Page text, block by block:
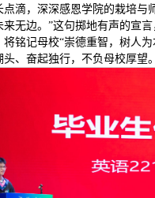
滴，深深感恩学院的栽培与
无边。”这句掷地有声的宣
将铭记母校“崇德重智，树人
、奋起独行，不负母校厚望。